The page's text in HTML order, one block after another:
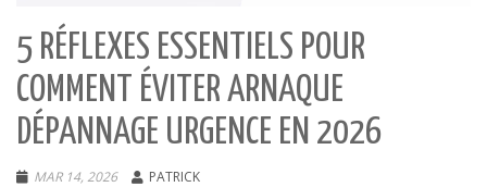
5 RÉFLEXES ESSENTIELS POUR
COMMENT ÉVITER ARNAQUE
DÉPANNAGE URGENCE EN 2026
MAR 14, 2026
PATRICK